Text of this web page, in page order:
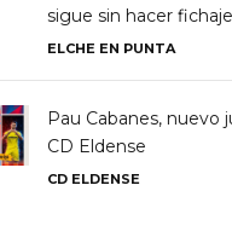
sigue sin hacer
ELCHE EN PUNTA
Pau Cabanes, nuevo
CD Eldense
CD ELDENSE